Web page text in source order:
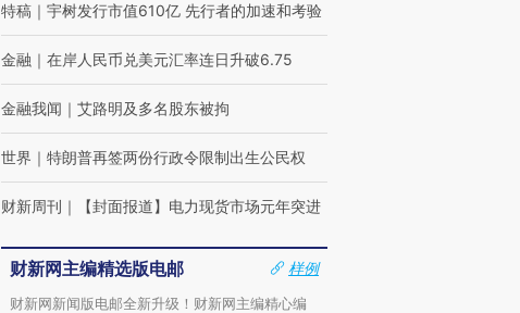
特稿 ｜ 宇树发行市值610亿 先行者的加速和考验
金融 ｜ 在岸人民币兑美元汇率连日升破6.75
金融我闻 ｜ 艾路明及多名股东被拘
世界 ｜ 特朗普再签两份行政令限制出生公民权
财新周刊 ｜ 【封面报道】电力现货市场元年突进
财新网主编精选版电邮
样例
财新网新闻版电邮全新升级！财新网主编精心编